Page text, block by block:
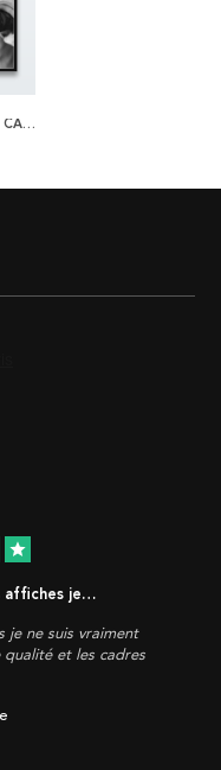
AFFICHE VINTAGE CAMERA
star
affiches je…
je ne suis vraiment
et les cadres